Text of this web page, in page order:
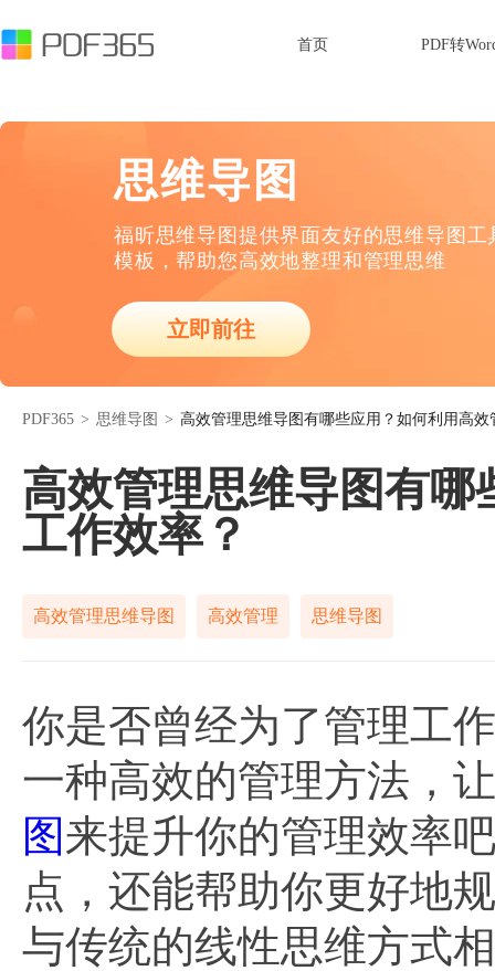
首页 PDF转
思维导图
福昕思维导图提供界面友好的思维导图
模板，帮助您高效地整理和管理思维
立即前往
PDF365 > 思维导图 > 高效管理思维导图有哪些应用？如何利用高
高效管理思维导图有
工作效率？
高效管理思维导图 高效管理 思维导图
你是否曾经为了管理工
一种高效的管理方法，
图来提升你的管理效率
点，还能帮助你更好地
与传统的线性思维方式